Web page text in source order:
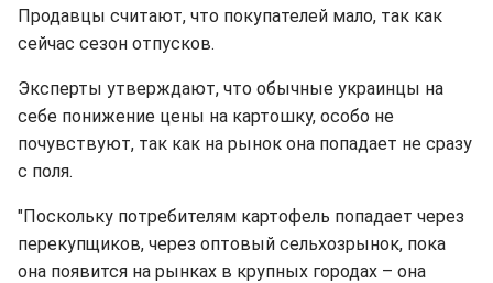
Продавцы считают, что покупателей мало, так как
сейчас сезон отпусков.
Эксперты утверждают, что обычные украинцы на
себе понижение цены на картошку, особо не
почувствуют, так как на рынок она попадает не сразу
с поля.
"Поскольку потребителям картофель попадает через
перекупщиков, через оптовый сельхозрынок, пока
она появится на рынках в крупных городах – она